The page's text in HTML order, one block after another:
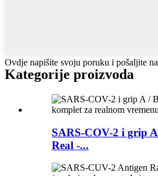
Ovdje napišite svoju poruku i pošaljite
Kategorije proizvoda
SARS-COV-2 i grip
Real -...